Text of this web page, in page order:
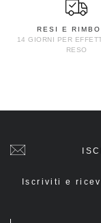
RESI E
14 GIORNI PER
RESO
Iscriviti e